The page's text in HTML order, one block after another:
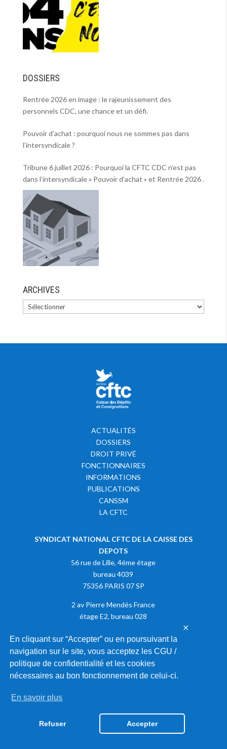
En cliquant sur “Accepter” ou en poursuivant la
navigation sur le site, vous acceptez les CGU /
politique de confidentialité et les cookies
nécessaires au bon fonctionnement de celui-ci.
En savoir plus
Refuser Accepter
✕
DOSSIERS
Rentrée 2026 en image : le rajeunissement des
personnels CDC, une chance et un défi.
Pouvoir d’achat : pourquoi nous ne sommes pas dans
l’intersyndicale ?
Tribune 6 juillet 2026 : Pourquoi la CFTC CDC n’est pas
dans l’intersyndicale « Pouvoir d’achat » et Rentrée 2026 .
ARCHIVES
ACTUALITÉS
DOSSIERS
DROIT PRIVÉ
FONCTIONNAIRES
INFORMATIONS
PUBLICATIONS
CANSSM
LA CFTC
SYNDICAT NATIONAL CFTC DE LA CAISSE DES
DEPOTS
56 rue de Lille, 4éme étage
bureau 4039
75356 PARIS 07 SP
2 av Pierre Mendés France
étage E2, bureau 028
Adhérer à la CFTC
MENTIONS LÉGALES
GESTION DES COOKIES